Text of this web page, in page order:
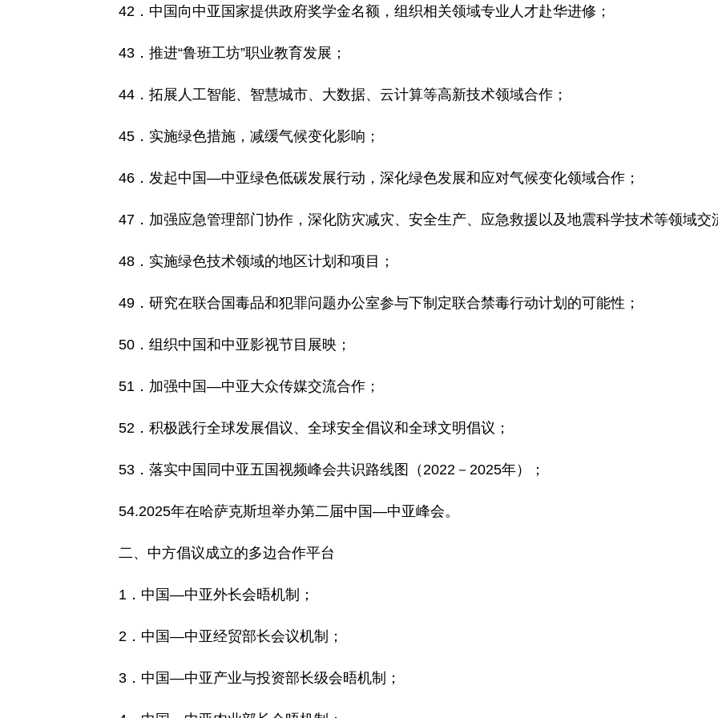
42．中国向中亚国家提供政府奖学金名额，组织相关领域专业人才赴华进修；
43．推进“鲁班工坊”职业教育发展；
44．拓展人工智能、智慧城市、大数据、云计算等高新技术领域合作；
45．实施绿色措施，减缓气候变化影响；
46．发起中国—中亚绿色低碳发展行动，深化绿色发展和应对气候变化领域合作；
47．加强应急管理部门协作，深化防灾减灾、安全生产、应急救援以及地震科学技术等领域交
48．实施绿色技术领域的地区计划和项目；
49．研究在联合国毒品和犯罪问题办公室参与下制定联合禁毒行动计划的可能性；
50．组织中国和中亚影视节目展映；
51．加强中国—中亚大众传媒交流合作；
52．积极践行全球发展倡议、全球安全倡议和全球文明倡议；
53．落实中国同中亚五国视频峰会共识路线图（2022－2025年）；
54.2025年在哈萨克斯坦举办第二届中国—中亚峰会。
二、中方倡议成立的多边合作平台
1．中国—中亚外长会晤机制；
2．中国—中亚经贸部长会议机制；
3．中国—中亚产业与投资部长级会晤机制；